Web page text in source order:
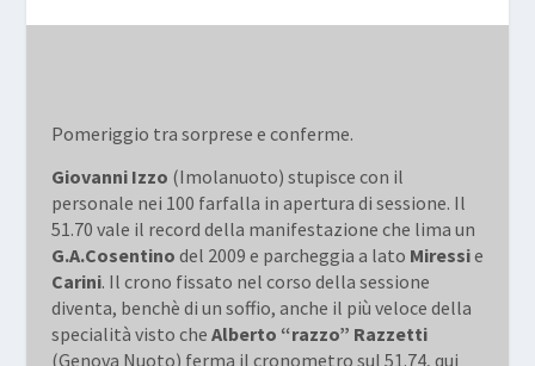
Pomeriggio tra sorprese e conferme.
Giovanni Izzo (Imolanuoto) stupisce con il
personale nei 100 farfalla in apertura di sessione. Il
51.70 vale il record della manifestazione che lima un
G.A.Cosentino del 2009 e parcheggia a lato Miressie
Carini. Il crono fissato nel corso della sessione
diventa, benchè di un soffio, anche il più veloce della
specialità visto che Alberto “razzo” Razzetti
(Genova Nuoto) ferma il cronometro sul 51.74, qui